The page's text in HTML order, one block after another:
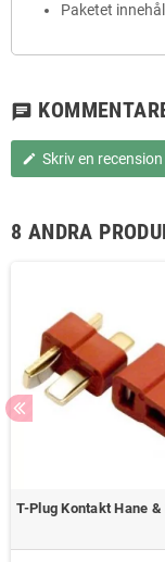
Paketet
chat
edit Skriv en recension
8 ANDRA
T-Plug Kontakt Hane